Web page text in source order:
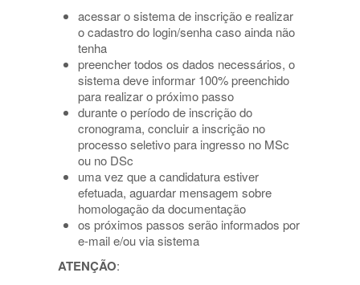
acessar osistema de inscriçãoe realizar
o cadastro do login/senha caso ainda não
tenha
preencher todos os dados necessários, o
sistema deve informar 100% preenchido
para realizar o próximo passo
durante o período de inscrição do
cronograma, concluir a inscrição no
processo seletivo para ingresso no MSc
ou no DSc
uma vez que a candidatura estiver
efetuada, aguardar mensagem sobre
homologação da documentação
os próximos passos serão informados por
e-mail e/ou via sistema
ATENÇÃO: